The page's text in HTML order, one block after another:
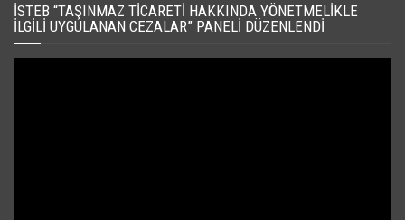
İSTEB “TAŞINMAZ TICARETI HAKKINDA YÖNETMELIKLE
İLGILI UYGULANAN CEZALAR” PANELI DÜZENLENDI